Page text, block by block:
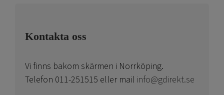
Kontakta oss
Vi finns bakom skärmen i Norrköping.
Telefon 011-251515 eller mail info@gdirekt.se